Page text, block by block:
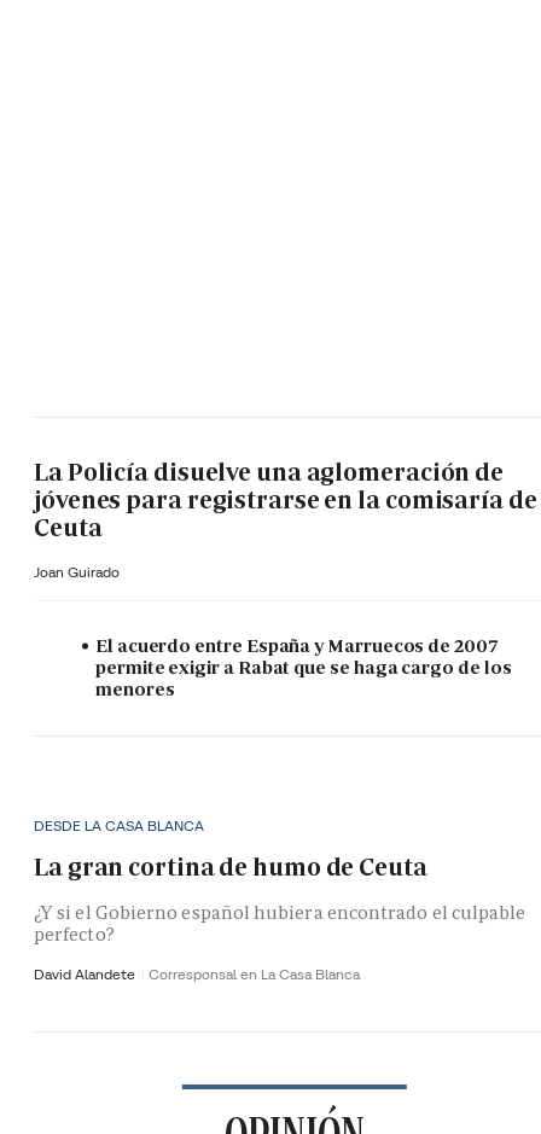
La Policía disuelve una aglomeración de
jóvenes para registrarse en la comisaría de
Ceuta
Joan Guirado
El acuerdo entre España y Marruecos de 2007
permite exigir a Rabat que se haga cargo de los
menores
DESDE LA CASA BLANCA
La gran cortina de humo de Ceuta
¿Y si el Gobierno español hubiera encontrado el culpable
perfecto?
David Alandete Corresponsal en La Casa Blanca